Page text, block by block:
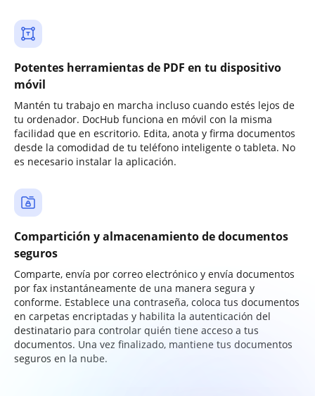
Potentes herramientas de PDF en tu dispositivo
móvil
Mantén tu trabajo en marcha incluso cuando estés lejos de
tu ordenador. DocHub funciona en móvil con la misma
facilidad que en escritorio. Edita, anota y firma documentos
desde la comodidad de tu teléfono inteligente o tableta. No
es necesario instalar la aplicación.
Compartición y almacenamiento de documentos
seguros
Comparte, envía por correo electrónico y envía documentos
por fax instantáneamente de una manera segura y
conforme. Establece una contraseña, coloca tus documentos
en carpetas encriptadas y habilita la autenticación del
destinatario para controlar quién tiene acceso a tus
documentos. Una vez finalizado, mantiene tus documentos
seguros en la nube.